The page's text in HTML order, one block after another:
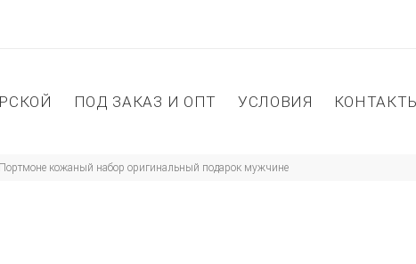
ПОД ЗАКАЗ И ОПТ УСЛОВИЯ
кожаный набор оригинальный подарок мужчине